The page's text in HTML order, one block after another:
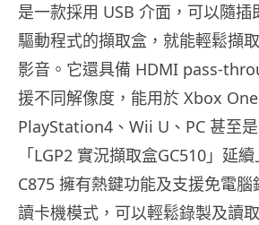
是一款採用 USB 介面，可以隨插
驅動程式的擷取盒，就能輕鬆擷
影音。它還具備 HDMI pass-
援不同解像度，能用於 Xbox
PlayStation4、Wii U、PC 甚至是
「LGP2 實況擷取盒GC510」延
C875 擁有熱鍵功能及支援免電
讀卡機模式，可以輕鬆錄製及讀